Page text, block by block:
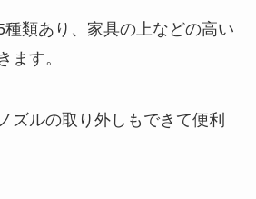
類あり、家具の上などの高い
ます。
ズルの取り外しもできて便利